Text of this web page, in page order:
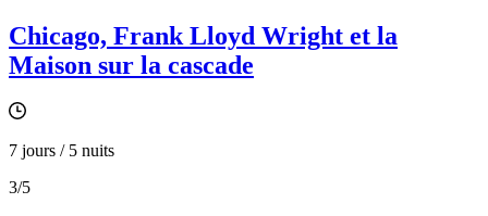
Chicago, Frank Lloyd Wright et la
Maison sur la cascade
7 jours / 5 nuits
3/5